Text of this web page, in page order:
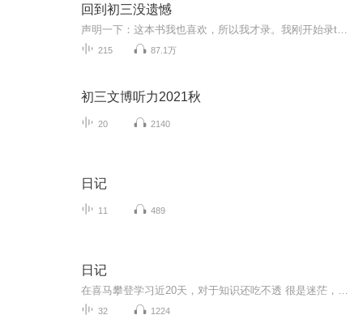
回到初三没遗憾
215 87.1万
初三文博听力2021秋
20 2140
日记
11 489
日记
32 1224